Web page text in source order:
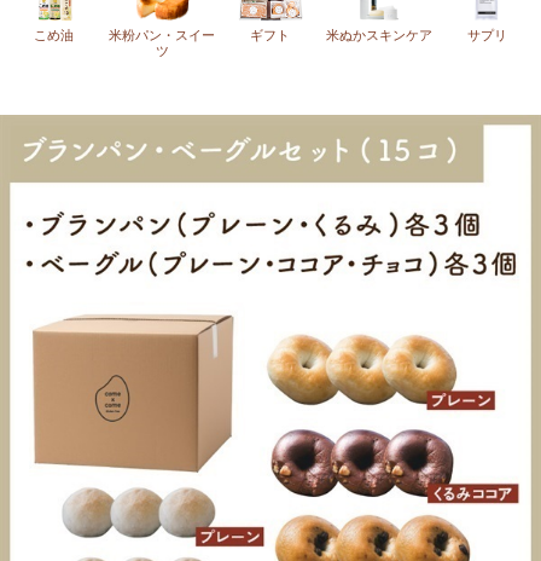
こめ油
米粉パン・スイー
ツ
ギフト 米ぬかスキンケア サプリ